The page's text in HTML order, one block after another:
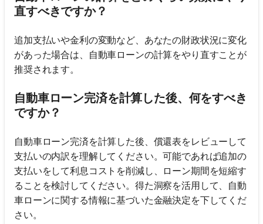
直すべきですか？
追加支払いや金利の変動など、あなたの財政状況に変化
があった場合は、自動車ローンの計算をやり直すことが
推奨されます。
自動車ローン完済を計算した後、何をすべき
ですか？
自動車ローン完済を計算した後、償還表をレビューして
支払いの内訳を理解してください。可能であれば追加の
支払いをして利息コストを削減し、ローン期間を短縮す
ることを検討してください。得た洞察を活用して、自動
車ローンに関する情報に基づいた金融決定を下してくだ
さい。